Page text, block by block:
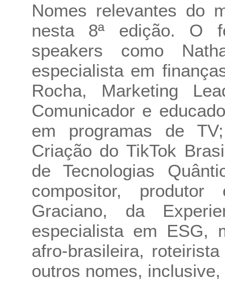
Nomes relevantes do
nesta 8ª edição. O
speakers como
especialista em
Rocha, Marketing
Comunicador e
em programas de
Criação do TikTok
de Tecnologias
compositor,
Graciano, da
especialista em ESG,
afro-brasileira,
outros nomes,